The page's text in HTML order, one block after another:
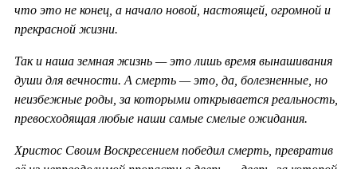
что это не конец, а начало новой, настоящей, огромной и
прекрасной жизни.
Так и наша земная жизнь — это лишь время вынашивания
души для вечности. А смерть — это, да, болезненные, но
неизбежные роды, за которыми открывается реальность,
превосходящая любые наши самые смелые ожидания.
Христос Своим Воскресением победил смерть, превратив